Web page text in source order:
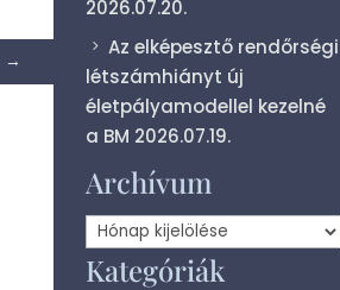
→
2026.07.20.
Az elképesztő rendőrségi
létszámhiányt új
életpályamodellel kezelné
a BM 2026.07.19.
Archívum
Archívum
Kategóriák